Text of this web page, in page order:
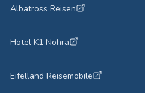
Albatross Reisen
Hotel K1 Nohra
Eifelland Reisemobile